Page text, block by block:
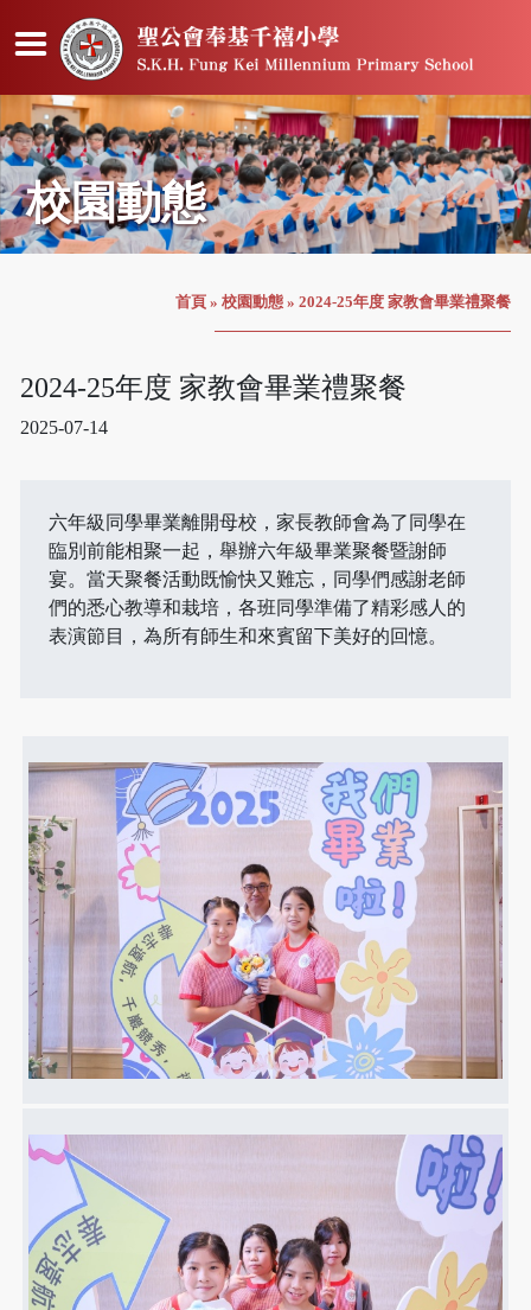
校園動態
首頁 » 校園動態 » 2024-25年度 家教會畢業禮聚餐
2024-25年度 家教會畢業禮聚餐
2025-07-14
六年級同學畢業離開母校，家長教師會為了同學在
臨別前能相聚一起，舉辦六年級畢業聚餐暨謝師
宴。當天聚餐活動既愉快又難忘，同學們感謝老師
們的悉心教導和栽培，各班同學準備了精彩感人的
表演節目，為所有師生和來賓留下美好的回憶。